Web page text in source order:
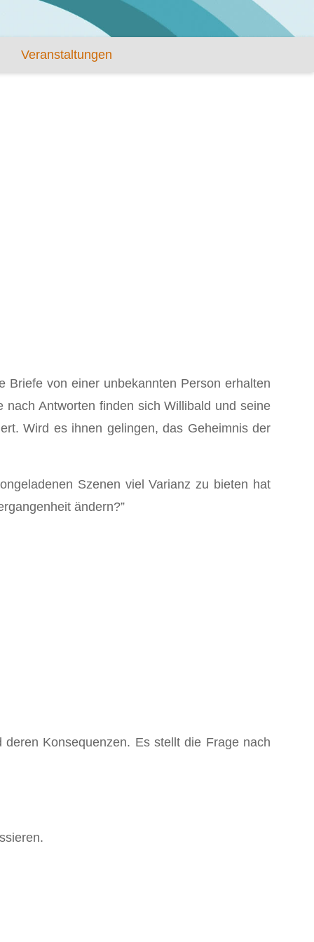
Veranstaltungen
Briefe von einer unbekannten Person erhalten
Antworten finden sich Willibald und seine
Wird es ihnen gelingen, das Geheimnis der
Szenen viel Varianz zu bieten hat
ändern?”
Konsequenzen. Es stellt die Frage nach